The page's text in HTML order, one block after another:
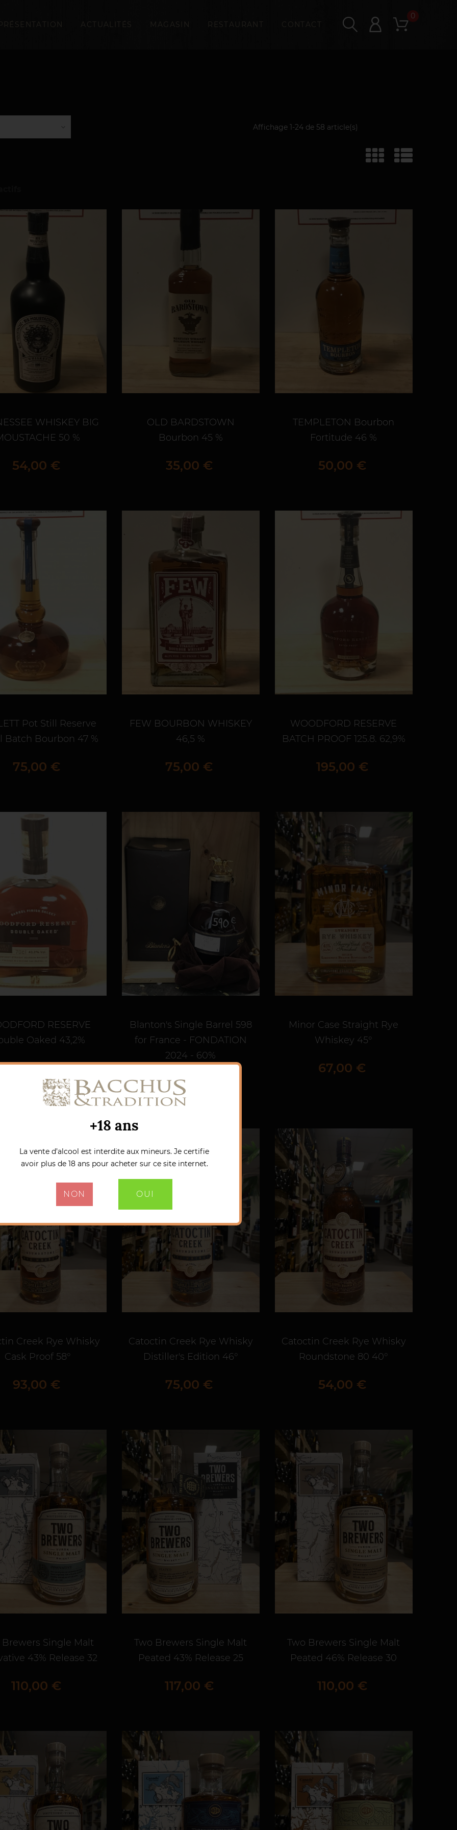
ACTUALITÉS MAGASIN RESTAURANT CONTACT
0
Affichage 1-24 de 58 article(s)
WHISKEY BIG
50 %
Prix
54,00 €
OLD BARDSTOWN
Bourbon 45 %
Prix
35,00 €
TEMPLETON Bourbon
Fortitude 46 %
Prix
50,00 €
Pot Still Reserve
Batch Bourbon 47 %
Prix
75,00 €
FEW BOURBON WHISKEY
46,5 %
Prix
75,00 €
WOODFORD RESERVE
BATCH PROOF 125.8. 62,9%
Prix
195,00 €
RESERVE
Oaked 43,2%
Prix
66,00 €
Blanton's Single Barrel 598
for France - FONDATION
2024 - 60%
590,00 €
Minor Case Straight Rye
Whiskey 45°
Prix
67,00 €
Creek Rye Whisky
Cask Proof 58°
Prix
93,00 €
Catoctin Creek Rye Whisky
Distiller's Edition 46°
Prix
75,00 €
Catoctin Creek Rye Whisky
Roundstone 80 40°
Prix
54,00 €
Brewers Single Malt
43% Release 32
Prix
110,00 €
Two Brewers Single Malt
Peated 43% Release 25
Prix
117,00 €
Two Brewers Single Malt
Peated 46% Release 30
Prix
110,00 €
+18 ans
La vente d’alcool est interdite aux mineurs. Je certifie
avoir plus de 18 ans pour acheter sur ce site internet.
NON OUI